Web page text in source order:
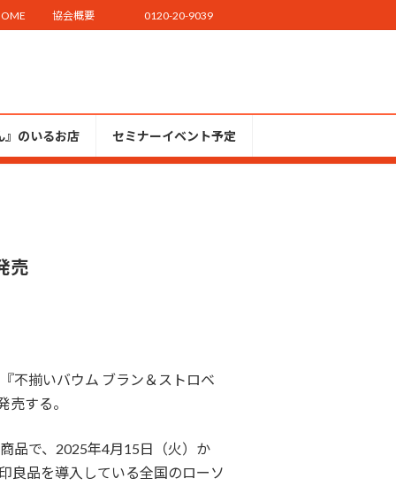
協会概要 0120-20-9039
のいるお店 セミナーイベント予定
売
揃いバウム ブラン＆ストロベ
する。
品で、2025年4月15日（火）か
良品を導入している全国のローソ